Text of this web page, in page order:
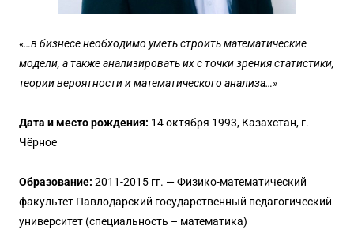
«…в бизнесе необходимо уметь строить математические
модели, а также анализировать их с точки зрения статистики,
теории вероятности и математического анализа…»
Дата и место рождения: 14 октября 1993, Казахстан, г.
Чёрное
Образование: 2011-2015 гг. — Физико-математический
факультет Павлодарский государственный педагогический
университет (специальность – математика)